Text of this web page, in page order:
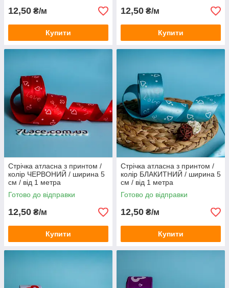
12,50 ₴/м
Купити
12,50 ₴/м
Купити
Стрічка атласна з принтом /
колір ЧЕРВОНИЙ / ширина 5
см / від 1 метра
Готово до відправки
12,50 ₴/м
Купити
Стрічка атласна з принтом /
колір БЛАКИТНИЙ / ширина 5
см / від 1 метра
Готово до відправки
12,50 ₴/м
Купити